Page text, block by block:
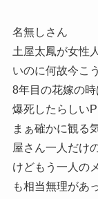
名無しさん
土屋太鳳が女性
いのに何故今こ
8年目の花嫁の
爆死したらしい
まぁ確かに観る
屋さん一人だけ
けどもう一人の
も相当無理があ